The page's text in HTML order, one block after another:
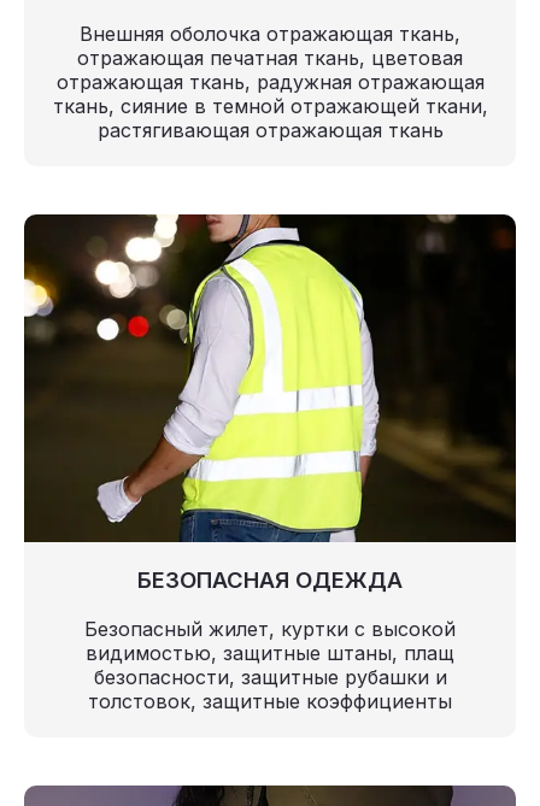
Внешняя оболочка отражающая ткань,
отражающая печатная ткань, цветовая
отражающая ткань, радужная отражающая
ткань, сияние в темной отражающей ткани,
растягивающая отражающая ткань
БЕЗОПАСНАЯ ОДЕЖДА
Безопасный жилет, куртки с высокой
видимостью, защитные штаны, плащ
безопасности, защитные рубашки и
толстовок, защитные коэффициенты